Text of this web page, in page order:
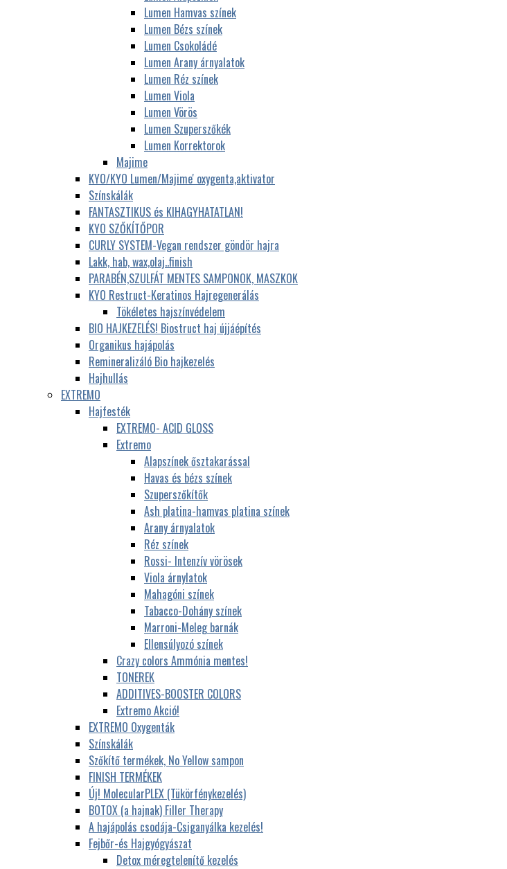
Lumen Hamvas színek
Lumen Bézs színek
Lumen Csokoládé
Lumen Arany árnyalatok
Lumen Réz színek
Lumen Viola
Lumen Vörös
Lumen Szuperszőkék
Lumen Korrektorok
Majime
KYO/KYO Lumen/Majime' oxygenta,aktivator
Színskálák
FANTASZTIKUS és KIHAGYHATATLAN!
KYO SZŐKÍTŐPOR
CURLY SYSTEM-Vegan rendszer göndör hajra
Lakk, hab, wax,olaj..finish
PARABÉN,SZULFÁT MENTES SAMPONOK, MASZKOK
KYO Restruct-Keratinos Hajregenerálás
Tökéletes hajszínvédelem
BIO HAJKEZELÉS! Biostruct haj újjáépítés
Organikus hajápolás
Remineralizáló Bio hajkezelés
Hajhullás
EXTREMO
Hajfesték
EXTREMO- ACID GLOSS
Extremo
Alapszínek ősztakarással
Havas és bézs színek
Szuperszőkítők
Ash platina-hamvas platina színek
Arany árnyalatok
Réz színek
Rossi- Intenzív vörösek
Viola árnylatok
Mahagóni színek
Tabacco-Dohány színek
Marroni-Meleg barnák
Ellensúlyozó színek
Crazy colors Ammónia mentes!
TONEREK
ADDITIVES-BOOSTER COLORS
Extremo Akció!
EXTREMO Oxygenták
Színskálák
Szőkítő termékek, No Yellow sampon
FINISH TERMÉKEK
Új! MolecularPLEX (Tükörfénykezelés)
BOTOX (a hajnak) Filler Therapy
A hajápolás csodája-Csiganyálka kezelés!
Fejbőr-és Hajgyógyászat
Detox méregtelenítő kezelés